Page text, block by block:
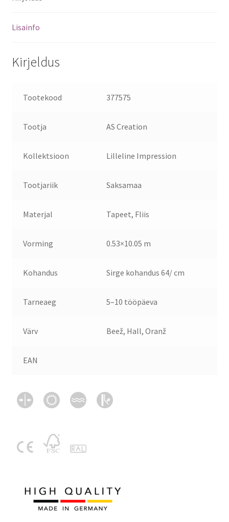
Lisainfo
Kirjeldus
Tootekood 377575
Tootja AS Creation
Kollektsioon Lilleline Impression
Tootjariik Saksamaa
Materjal Tapeet, Fliis
Vorming 0.53×10.05 m
Kohandus Sirge kohandus 64/ cm
Tarneaeg 5–10 tööpäeva
Värv Beež, Hall, Oranž
EAN